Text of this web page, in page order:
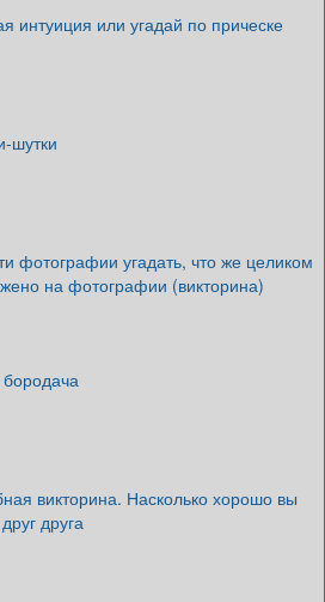
интуиция или угадай по прическе
шутки
фотографии угадать, что же целиком
на фотографии (викторина)
викторина. Насколько хорошо вы
друга